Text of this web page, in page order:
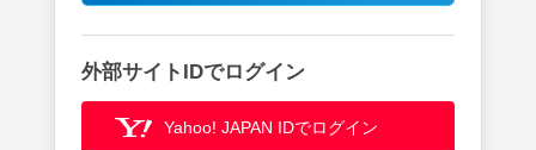
外部サイトIDでログイン
Yahoo! JAPAN IDでログイン